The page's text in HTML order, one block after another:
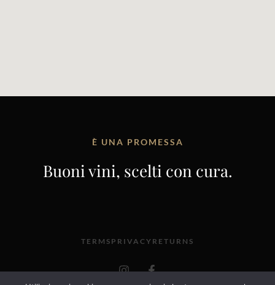
È UNA PROMESSA
Buoni vini, scelti con cura.
TERMS PRIVACY RETURNS
I
n
F
a